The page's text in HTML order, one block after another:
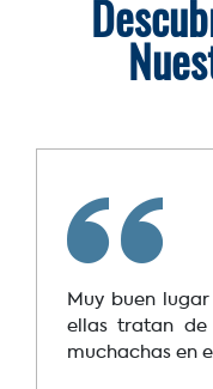
Muy buen
ellas tratan
muchachas en